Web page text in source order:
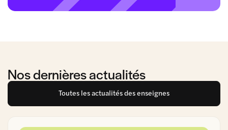
Nos dernières actualités
Toutes les actualités des enseignes